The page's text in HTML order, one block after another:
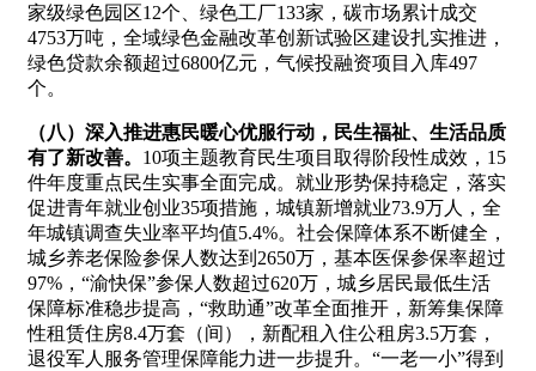
家级绿色园区12个、绿色工厂133家，碳市场累计成交
4753万吨，全域绿色金融改革创新试验区建设扎实推进，
绿色贷款余额超过6800亿元，气候投融资项目入库497
个。
（八）深入推进惠民暖心优服行动，民生福祉、生活品质
有了新改善。 10项主题教育民生项目取得阶段性成效，15
件年度重点民生实事全面完成。就业形势保持稳定，落实
促进青年就业创业35项措施，城镇新增就业73.9万人，全
年城镇调查失业率平均值5.4%。社会保障体系不断健全，
城乡养老保险参保人数达到2650万，基本医保参保率超过
97%，“渝快保”参保人数超过620万，城乡居民最低生活
保障标准稳步提高，“救助通”改革全面推开，新筹集保障
性租赁住房8.4万套（间），新配租入住公租房3.5万套，
退役军人服务管理保障能力进一步提升。“一老一小”得到